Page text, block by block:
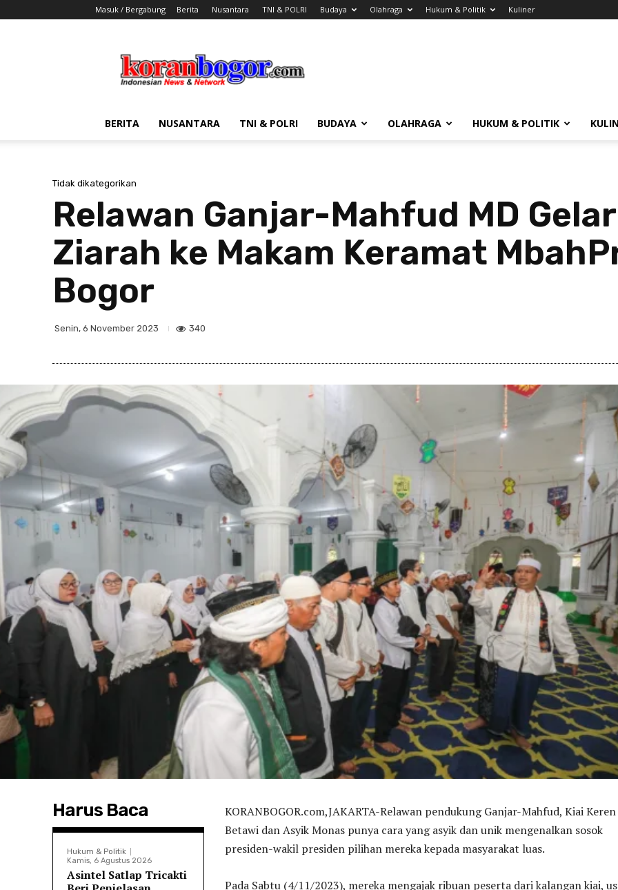
Masuk / Bergabung Berita Nusantara TNI & POLRI Budaya Olahraga Hukum & Politik Kuliner
Bogor
BERITA NUSANTARA TNI & POLRI BUDAYA OLAHRAGA HUKUM & POLITIK
Tidak dikategorikan
Relawan Ganjar-Mahfud MD
Ziarah ke Makam Keramat
Bogor
Senin, 6 November 2023 340
Harus Baca
Hukum & Politik
Kamis, 6 Agustus 2026
Asintel Satlap Tricakti
KORANBOGOR.com,JAKARTA-Relawan pendukung Ganjar-Mahfud, Kiai Keren
Betawi dan Asyik Monas punya cara yang asyik dan unik mengenalkan sosok
presiden-wakil presiden pilihan mereka kepada masyarakat luas.
Pada Sabtu (4/11/2023), mereka mengajak ribuan peserta dari kalangan kiai,